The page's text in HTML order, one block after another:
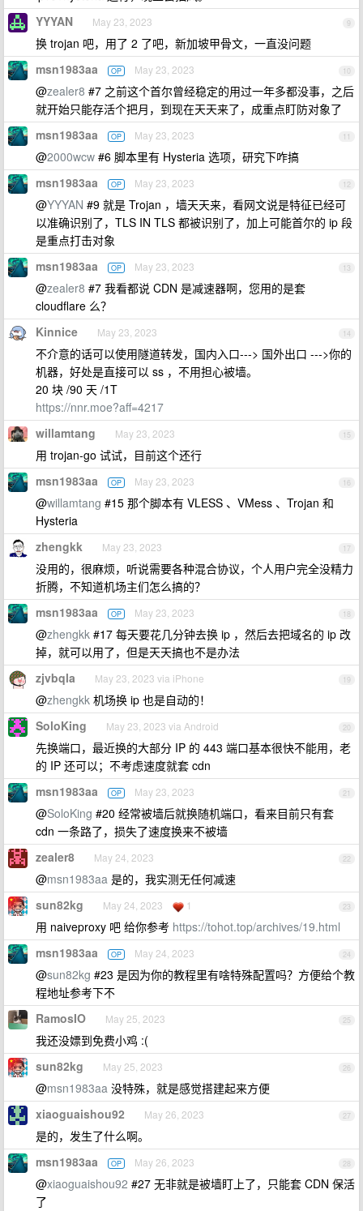
9
YYYAN May 23, 2023
换 trojan 吧，用了 2 了吧，新加坡甲骨文，一直没问题
10
msn1983aa OP May 23, 2023
@zealer8 #7 之前这个首尔曾经稳定的用过一年多都没事，之后
就开始只能存活个把月，到现在天天来了，成重点盯防对象了
11
msn1983aa OP May 23, 2023
@2000wcw #6 脚本里有 Hysteria 选项，研究下咋搞
12
msn1983aa OP May 23, 2023
@YYYAN #9 就是 Trojan ，墙天天来，看网文说是特征已经可
以准确识别了，TLS IN TLS 都被识别了，加上可能首尔的 ip 段
是重点打击对象
13
msn1983aa OP May 23, 2023
@zealer8 #7 我看都说 CDN 是减速器啊，您用的是套
cloudflare 么？
14
Kinnice May 23, 2023
不介意的话可以使用隧道转发，国内入口---> 国外出口 --->你的
机器，好处是直接可以 ss ，不用担心被墙。
20 块 /90 天 /1T
https://nnr.moe?aff=4217
15
willamtang May 23, 2023
用 trojan-go 试试，目前这个还行
16
msn1983aa OP May 23, 2023
@willamtang #15 那个脚本有 VLESS 、VMess 、Trojan 和
Hysteria
17
zhengkk May 23, 2023
没用的，很麻烦，听说需要各种混合协议，个人用户完全没精力
折腾，不知道机场主们怎么搞的？
18
msn1983aa OP May 23, 2023
@zhengkk #17 每天要花几分钟去换 ip ，然后去把域名的 ip 改
掉，就可以用了，但是天天搞也不是办法
19
zjvbqla May 23, 2023 via iPhone
@zhengkk 机场换 ip 也是自动的！
20
SoloKing May 23, 2023 via Android
先换端口，最近换的大部分 IP 的 443 端口基本很快不能用，老
的 IP 还可以；不考虑速度就套 cdn
21
msn1983aa OP May 23, 2023
@SoloKing #20 经常被墙后就换随机端口，看来目前只有套
cdn 一条路了，损失了速度换来不被墙
22
zealer8 May 24, 2023
@msn1983aa 是的，我实测无任何减速
23
sun82kg May 24, 2023 1
用 naiveproxy 吧 给你参考 https://tohot.top/archives/19.html
24
msn1983aa OP May 24, 2023
@sun82kg #23 是因为你的教程里有啥特殊配置吗？方便给个教
程地址参考下不
25
RamosIO May 25, 2023
我还没嫖到免费小鸡 :(
26
sun82kg May 25, 2023
@msn1983aa 没特殊，就是感觉搭建起来方便
27
xiaoguaishou92 May 26, 2023
是的，发生了什么啊。
28
msn1983aa OP May 26, 2023
@xiaoguaishou92 #27 无非就是被墙盯上了，只能套 CDN 保活
了